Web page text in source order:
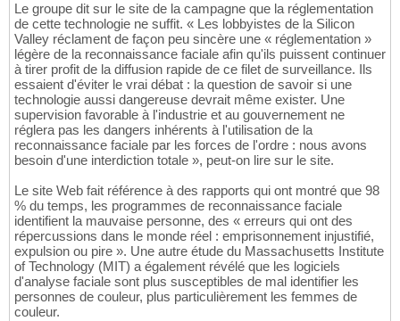
Le groupe dit sur le site de la campagne que la réglementation
de cette technologie ne suffit. « Les lobbyistes de la Silicon
Valley réclament de façon peu sincère une « réglementation »
légère de la reconnaissance faciale afin qu'ils puissent continuer
à tirer profit de la diffusion rapide de ce filet de surveillance. Ils
essaient d'éviter le vrai débat : la question de savoir si une
technologie aussi dangereuse devrait même exister. Une
supervision favorable à l'industrie et au gouvernement ne
réglera pas les dangers inhérents à l'utilisation de la
reconnaissance faciale par les forces de l'ordre : nous avons
besoin d'une interdiction totale », peut-on lire sur le site.
Le site Web fait référence à des rapports qui ont montré que 98
% du temps, les programmes de reconnaissance faciale
identifient la mauvaise personne, des « erreurs qui ont des
répercussions dans le monde réel : emprisonnement injustifié,
expulsion ou pire ». Une autre étude du Massachusetts Institute
of Technology (MIT) a également révélé que les logiciels
d'analyse faciale sont plus susceptibles de mal identifier les
personnes de couleur, plus particulièrement les femmes de
couleur.